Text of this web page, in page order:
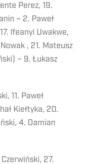
Perez, 19.
– 2. Paweł
Ifeanyi Uwakwe,
, 21. Mateusz
– 9. Łukasz
11. Paweł
Kiełtyka, 20.
4. Damian
27.